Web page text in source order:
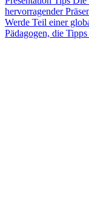
hervorragender
Werde Teil einer
Pädagogen, die